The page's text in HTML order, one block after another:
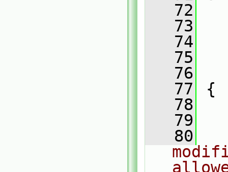
   72
   73
   74
   75
   76
   77
{
   78
   79
   80